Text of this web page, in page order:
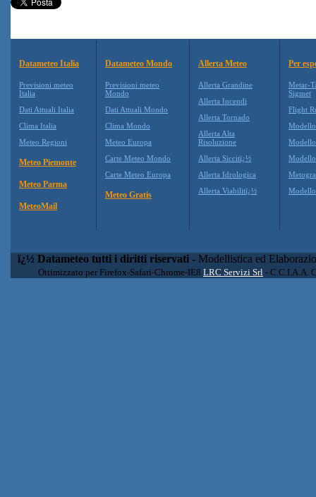
Datameteo Italia
Previsioni meteo
Italia
Dati Attuali Italia
Clima Italia
Meteo Regioni
Meteo Piemonte
Meteo Parma
MeteoMail
Datameteo Mondo
Previsioni meteo
Mondo
Dati Attuali Mondo
Clima Mondo
Meteo Europa
Carte Meteo Mondo
Carte Meteo Europa
Meteo Gratis
Allerta Meteo
Allerta Grandine
Allerta Incendi
Allerta Tornado
Allerta Alta
Risoluzione
Allerta Siccitï¿½
Allerta Idrologica
Allerta Viabilitï¿½
Per
Metar-
Sigmet
Flight
Modello
ï¿½ Datameteo tutti i diritti riservati - Modellistica ed
Ottimizzato per Firefox-Safari-Chrome-IE8 LRC Servizi Srl - C.C.I.A.A.